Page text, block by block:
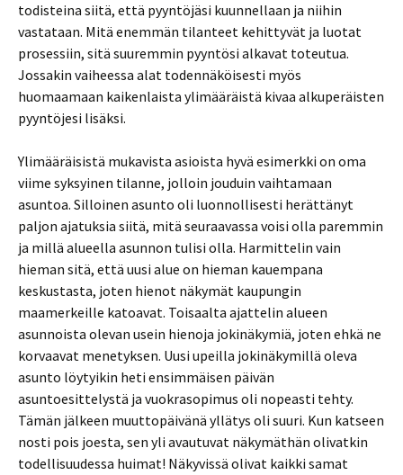
todisteina siitä, että pyyntöjäsi kuunnellaan ja niihin
vastataan. Mitä enemmän tilanteet kehittyvät ja luotat
prosessiin, sitä suuremmin pyyntösi alkavat toteutua.
Jossakin vaiheessa alat todennäköisesti myös
huomaamaan kaikenlaista ylimääräistä kivaa alkuperäisten
pyyntöjesi lisäksi.
Ylimääräisistä mukavista asioista hyvä esimerkki on oma
viime syksyinen tilanne, jolloin jouduin vaihtamaan
asuntoa. Silloinen asunto oli luonnollisesti herättänyt
paljon ajatuksia siitä, mitä seuraavassa voisi olla paremmin
ja millä alueella asunnon tulisi olla. Harmittelin vain
hieman sitä, että uusi alue on hieman kauempana
keskustasta, joten hienot näkymät kaupungin
maamerkeille katoavat. Toisaalta ajattelin alueen
asunnoista olevan usein hienoja jokinäkymiä, joten ehkä ne
korvaavat menetyksen. Uusi upeilla jokinäkymillä oleva
asunto löytyikin heti ensimmäisen päivän
asuntoesittelystä ja vuokrasopimus oli nopeasti tehty.
Tämän jälkeen muuttopäivänä yllätys oli suuri. Kun katseen
nosti pois joesta, sen yli avautuvat näkymäthän olivatkin
todellisuudessa huimat! Näkyvissä olivat kaikki samat